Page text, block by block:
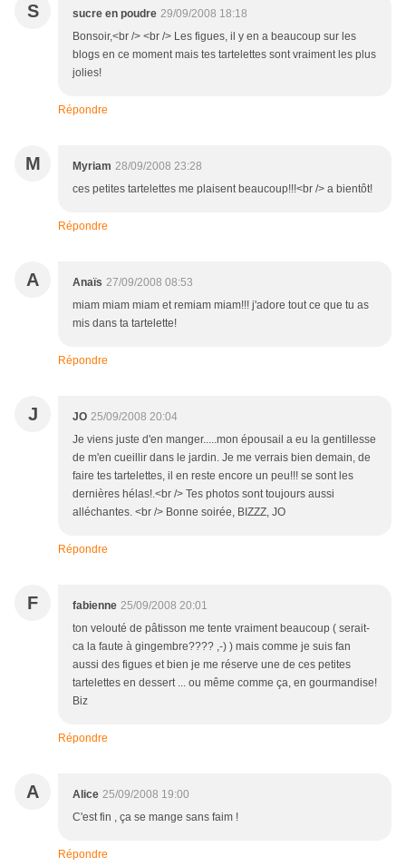
S sucre en poudre 29/09/2008 18:18
Bonsoir,<br /> <br /> Les figues, il y en a beaucoup sur les
blogs en ce moment mais tes tartelettes sont vraiment les plus
jolies!
Répondre
M Myriam 28/09/2008 23:28
ces petites tartelettes me plaisent beaucoup!!!<br /> a bientôt!
Répondre
A Anaïs 27/09/2008 08:53
miam miam miam et remiam miam!!! j'adore tout ce que tu as
mis dans ta tartelette!
Répondre
J JO 25/09/2008 20:04
Je viens juste d'en manger.....mon épousail a eu la gentillesse
de m'en cueillir dans le jardin. Je me verrais bien demain, de
faire tes tartelettes, il en reste encore un peu!!! se sont les
dernières hélas!.<br /> Tes photos sont toujours aussi
alléchantes. <br /> Bonne soirée, BIZZZ, JO
Répondre
F fabienne 25/09/2008 20:01
ton velouté de pâtisson me tente vraiment beaucoup ( serait-
ca la faute à gingembre???? ,-) ) mais comme je suis fan
aussi des figues et bien je me réserve une de ces petites
tartelettes en dessert ... ou même comme ça, en gourmandise!
Biz
Répondre
A Alice 25/09/2008 19:00
C'est fin , ça se mange sans faim !
Répondre